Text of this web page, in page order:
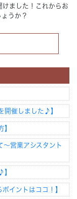
ました！これからお
うか？
開催しました♪】
】
～営業アシスタント
】
イントはココ！】